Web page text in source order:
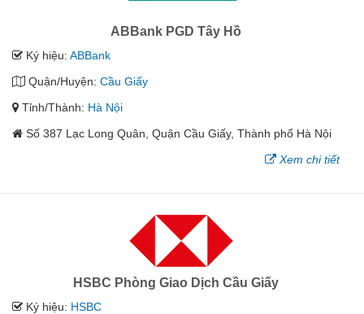
ABBank PGD Tây Hồ
Ký hiệu: ABBank
Quận/Huyện: Cầu Giấy
Tỉnh/Thành: Hà Nội
Số 387 Lạc Long Quân, Quận Cầu Giấy, Thành phố Hà Nội
Xem chi tiết
HSBC Phòng Giao Dịch Cầu Giấy
Ký hiệu: HSBC